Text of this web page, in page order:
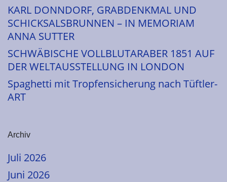
KARL DONNDORF, GRABDENKMAL UND
SCHICKSALSBRUNNEN – IN MEMORIAM
ANNA SUTTER
SCHWÄBISCHE VOLLBLUTARABER 1851 AUF
DER WELTAUSSTELLUNG IN LONDON
Spaghetti mit Tropfensicherung nach Tüftler-
ART
Archiv
Juli 2026
Juni 2026